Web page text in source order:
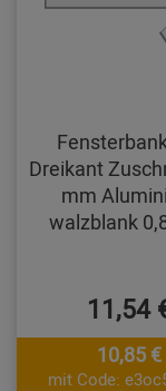
Dreikant
mm
walzblank
11,54
10,85 €
mit Code: